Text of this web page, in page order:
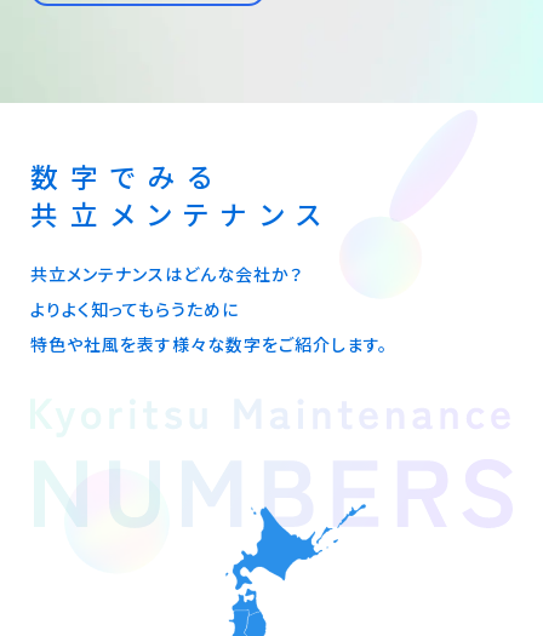
数字でみる
共立メンテナンス
共立メンテナンスはどんな会社か？
よりよく知ってもらうために
特色や社風を表す様々な数字をご紹介します。